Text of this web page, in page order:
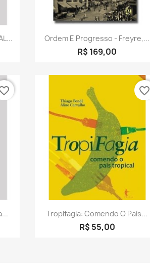
Visualização rápida
Ordem E Progresso - Freyre,...
R$ 169,00
Visualização rápida
Tropifagia: Comendo O País...
R$ 55,00
favorite_border